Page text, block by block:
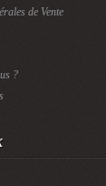
de Vente
?